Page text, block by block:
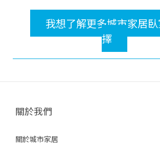
我想了解更多城市家居
擇
關於我們
關於城市家居